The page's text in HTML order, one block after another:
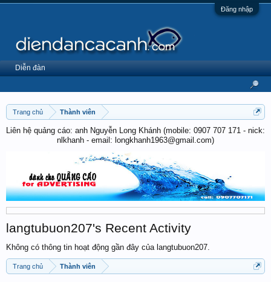
Đăng nhập
Trang chủ Thành viên
Liên hệ quảng cáo: anh Nguyễn Long Khánh (mobile: 0907 707 171 - nick:
nlkhanh - email: longkhanh1963@gmail.com)
langtubuon207's Recent Activity
Không có thông tin hoạt động gần đây của langtubuon207.
Trang chủ Thành viên
Diễn đàn